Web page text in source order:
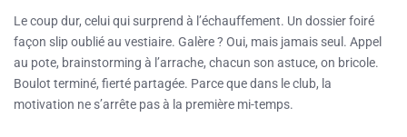
Le coup dur, celui qui surprend à l’échauffement. Un dossier foiré
façon slip oublié au vestiaire. Galère ? Oui, mais jamais seul. Appel
au pote, brainstorming à l’arrache, chacun son astuce, on bricole.
Boulot terminé, fierté partagée. Parce que dans le club, la
motivation ne s’arrête pas à la première mi-temps.